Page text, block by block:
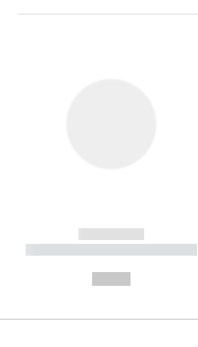
------------
----------- ----------- --------